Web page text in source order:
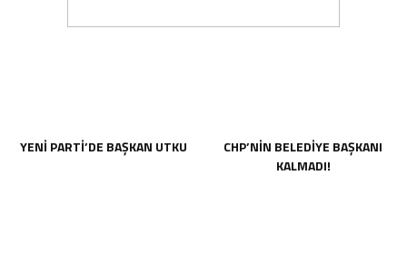
YENİ PARTİ’DE BAŞKAN UTKU
CHP’NİN BELEDİYE BAŞKANI
KALMADI!